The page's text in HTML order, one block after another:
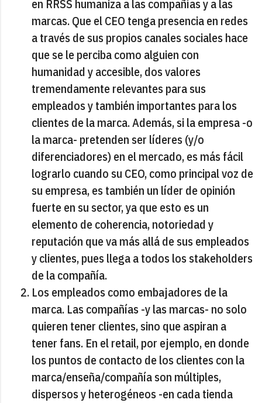
en RRSS humaniza a las compañías y a las
marcas. Que el CEO tenga presencia en redes
a través de sus propios canales sociales hace
que se le perciba como alguien con
humanidad y accesible, dos valores
tremendamente relevantes para sus
empleados y también importantes para los
clientes de la marca. Además, si la empresa -o
la marca- pretenden ser líderes (y/o
diferenciadores) en el mercado, es más fácil
lograrlo cuando su CEO, como principal voz de
su empresa, es también un líder de opinión
fuerte en su sector, ya que esto es un
elemento de coherencia, notoriedad y
reputación que va más allá de sus empleados
y clientes, pues llega a todos los stakeholders
de la compañía.
Los empleados como embajadores de la
marca. Las compañías -y las marcas- no solo
quieren tener clientes, sino que aspiran a
tener fans. En el retail, por ejemplo, en donde
los puntos de contacto de los clientes con la
marca/enseña/compañía son múltiples,
dispersos y heterogéneos -en cada tienda